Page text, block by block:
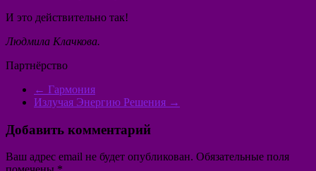
И это действительно так!
​Людмила Клачкова.
Партнёрство
← Гармония
Излучая Энергию Решения →
Добавить комментарий
Ваш адрес email не будет опубликован. Обязательные поля